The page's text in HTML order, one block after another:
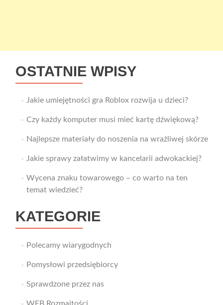
OSTATNIE WPISY
Jakie umiejętności gra Roblox rozwija u dzieci?
Czy każdy komputer musi mieć kartę dźwiękową?
Najlepsze materiały do noszenia na wrażliwej skórze
Jakie sprawy załatwimy w kancelarii adwokackiej?
Wycena znaku towarowego – co warto na ten
temat wiedzieć?
KATEGORIE
Polecamy wiarygodnych
Pomysłowi przedsiębiorcy
Sprawdzone przez nas